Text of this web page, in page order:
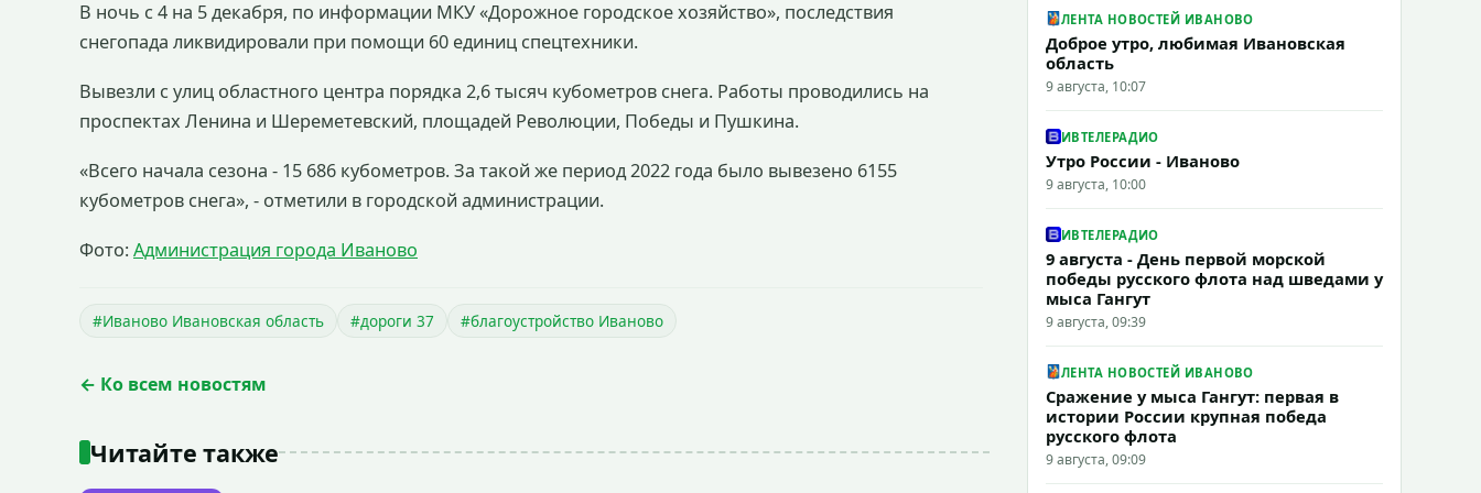
В ночь с 4 на 5 декабря, по информации МКУ «Дорожное городское хозяйство», последствия
снегопада ликвидировали при помощи 60 единиц спецтехники.
Вывезли с улиц областного центра порядка 2,6 тысяч кубометров снега. Работы проводились на
проспектах Ленина и Шереметевский, площадей Революции, Победы и Пушкина.
«Всего начала сезона - 15 686 кубометров. За такой же период 2022 года было вывезено 6155
кубометров снега», - отметили в городской администрации.
Фото: Администрация города Иваново
#Иваново Ивановская область #дороги 37 #благоустройство Иваново
← Ко всем новостям
Читайте также
ЛЕНТА НОВОСТЕЙ ИВАНОВО
Доброе утро, любимая Ивановская
область
9 августа, 10:07
ИВТЕЛЕРАДИО
Утро России - Иваново
9 августа, 10:00
ИВТЕЛЕРАДИО
9 августа - День первой морской
победы русского флота над шведами у
мыса Гангут
9 августа, 09:39
ЛЕНТА НОВОСТЕЙ ИВАНОВО
Сражение у мыса Гангут: первая в
истории России крупная победа
русского флота
9 августа, 09:09